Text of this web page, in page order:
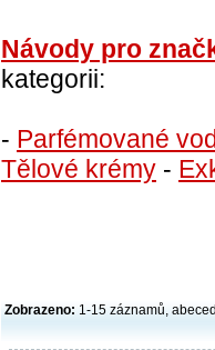
Návody pro
kategorii:
- Parfémované
Tělové krémy -
Zobrazeno: 1-15 záznamů,